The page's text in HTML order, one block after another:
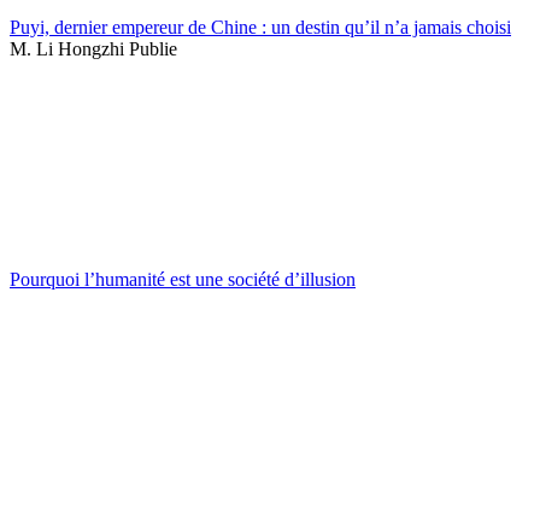
Puyi, dernier empereur de Chine : un destin qu’il n’a jamais choisi
M. Li Hongzhi Publie
Pourquoi l’humanité est une société d’illusion